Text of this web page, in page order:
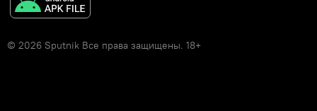
© 2026 Sputnik Все права защищены. 18+